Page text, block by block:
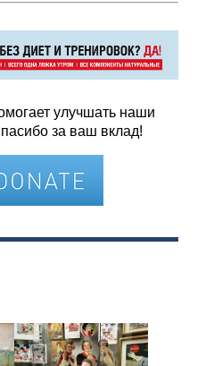
улучшать наши
за ваш вклад!